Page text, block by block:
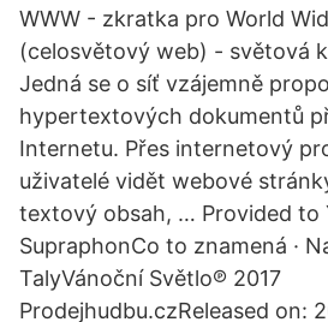
WWW - zkratka pro World
(celosvětový web) - světová
Jedná se o síť vzájemně
hypertextových dokumentů
Internetu. Přes internetový
uživatelé vidět webové
textový obsah, … Provided to
SupraphonCo to znamená ·
TalyVánoční Světlo℗ 2017
Prodejhudbu.czReleased on: